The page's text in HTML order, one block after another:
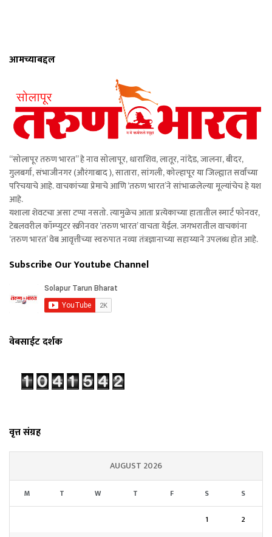
आमच्याबद्दल
“सोलापूर तरुण भारत” हे नाव सोलापूर, धाराशिव, लातूर, नांदेड, जालना, बीदर,
गुलबर्गा, संभाजीनगर (औरंगाबाद ), सातारा, सांगली, कोल्हापूर या जिल्ह्यात सर्वांच्या
परिचयाचे आहे. वाचकांच्या प्रेमाचे आणि ‘तरुण भारत’ने सांभाळलेल्या मूल्यांचेच हे यश
आहे.
यशाला शेवटचा असा टप्पा नसतो. त्यामुळेच आता प्रत्येकाच्या हातातील स्मार्ट फोनवर,
टेबलवरील कॉम्प्युटर स्क्रीनवर ‘तरुण भारत’ वाचता येईल. जगभरातील वाचकांना
‘तरुण भारत’ वेब आवृत्तीच्या स्वरुपात नव्या तंत्रज्ञानाच्या सहाय्याने उपलब्ध होत आहे.
Subscribe Our Youtube Channel
वेबसाईट दर्शक
वृत्त संग्रह
AUGUST 2026
M T W T F S S
1 2